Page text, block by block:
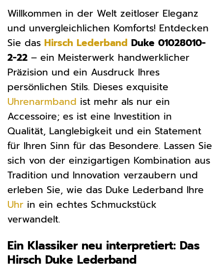
Willkommen in der Welt zeitloser Eleganz
und unvergleichlichen Komforts! Entdecken
Sie das Hirsch Lederband Duke 01028010-
2-22 – ein Meisterwerk handwerklicher
Präzision und ein Ausdruck Ihres
persönlichen Stils. Dieses exquisite
Uhrenarmband ist mehr als nur ein
Accessoire; es ist eine Investition in
Qualität, Langlebigkeit und ein Statement
für Ihren Sinn für das Besondere. Lassen Sie
sich von der einzigartigen Kombination aus
Tradition und Innovation verzaubern und
erleben Sie, wie das Duke Lederband Ihre
Uhr in ein echtes Schmuckstück
verwandelt.
Ein Klassiker neu interpretiert: Das
Hirsch Duke Lederband